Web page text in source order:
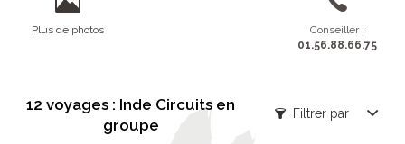
Plus de photos
Conseiller :
01.56.88.66.75
12 voyages : Inde Circuits en
groupe
Filtrer par